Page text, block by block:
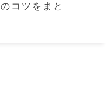
コツをまと